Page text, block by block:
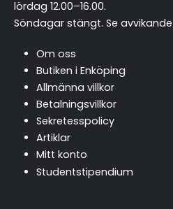
lördag 12.00–16.00.
Söndagar stängt. Se
Om oss
Butiken i Enköping
Allmänna villkor
Betalningsvillkor
Sekretesspolicy
Artiklar
Mitt konto
Studentstipendium